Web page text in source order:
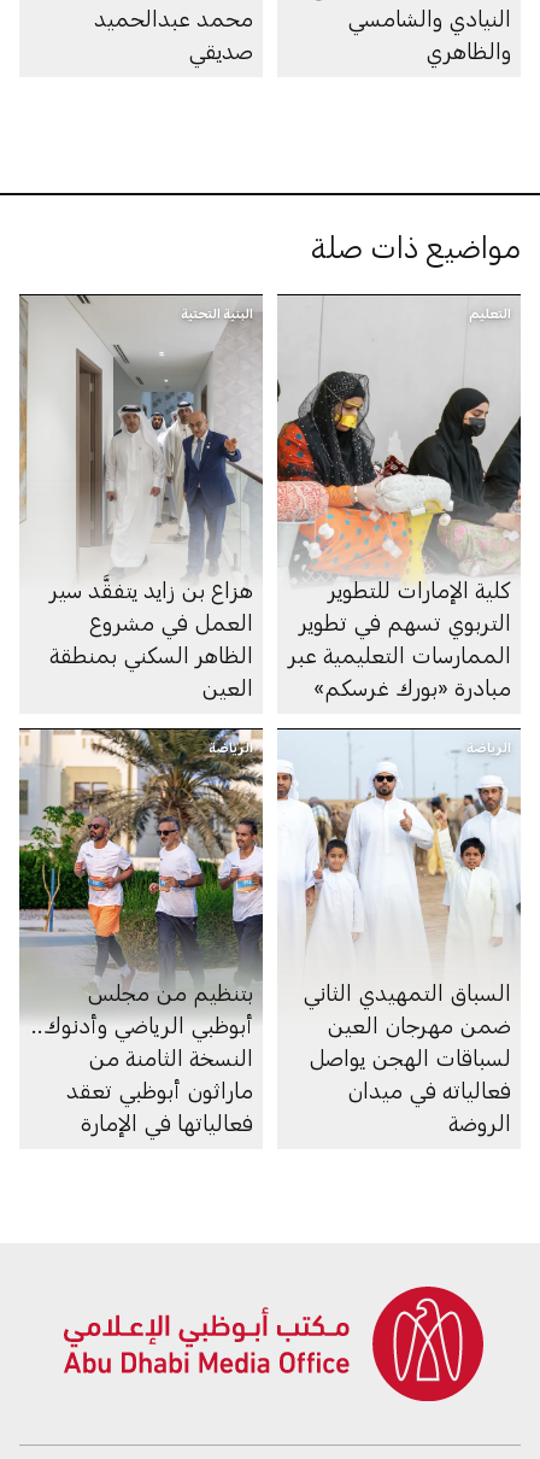
النيادي والشامسي
والظاهري
محمد عبدالحميد
صديقي
مواضيع ذات صلة
التعليم
كلية الإمارات للتطوير
التربوي تسهم في تطوير
الممارسات التعليمية عبر
مبادرة «بورك غرسكم»
البنية التحتية
هزاع بن زايد يتفقَّد سير
العمل في مشروع
الظاهر السكني بمنطقة
العين
الرياضة
السباق التمهيدي الثاني
ضمن مهرجان العين
لسباقات الهجن يواصل
فعالياته في ميدان
الروضة
الرياضة
بتنظيم من مجلس
أبوظبي الرياضي وأدنوك..
النسخة الثامنة من
ماراثون أبوظبي تعقد
فعالياتها في الإمارة